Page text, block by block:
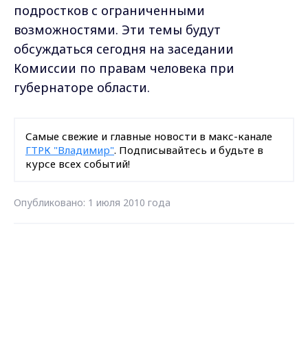
подростков с ограниченными
возможностями. Эти темы будут
обсуждаться сегодня на заседании
Комиссии по правам человека при
губернаторе области.
Самые свежие и главные новости в макс-канале
ГТРК "Владимир". Подписывайтесь и будьте в
курсе всех событий!
Опубликовано: 1 июля 2010 года